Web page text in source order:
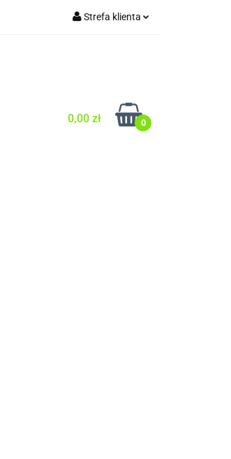
Strefa klienta
Zgody cookies
0,00 zł 0